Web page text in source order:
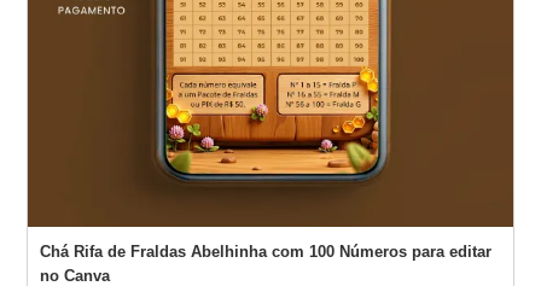
Chá Rifa de Fraldas Abelhinha com 100 Números para editar
no Canva